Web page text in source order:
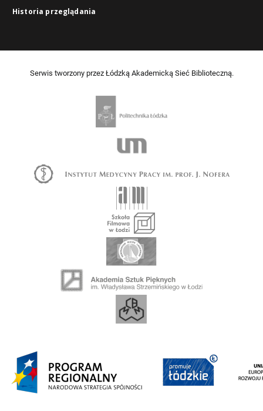
Historia przeglądania
Serwis tworzony przez Łódzką Akademicką Sieć Biblioteczną.